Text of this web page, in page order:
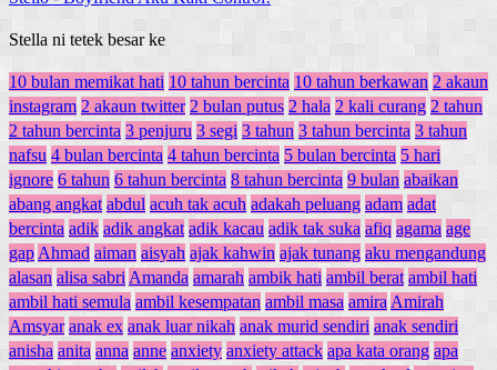
Stella ni tetek besar ke
10 bulan memikat hati 10 tahun bercinta 10 tahun berkawan 2 akaun
instagram 2 akaun twitter 2 bulan putus 2 hala 2 kali curang 2 tahun
2 tahun bercinta 3 penjuru 3 segi 3 tahun 3 tahun bercinta 3 tahun
nafsu 4 bulan bercinta 4 tahun bercinta 5 bulan bercinta 5 hari
ignore 6 tahun 6 tahun bercinta 8 tahun bercinta 9 bulan abaikan
abang angkat abdul acuh tak acuh adakah peluang adam adat
bercinta adik adik angkat adik kacau adik tak suka afiq agama age
gap Ahmad aiman aisyah ajak kahwin ajak tunang aku mengandung
alasan alisa sabri Amanda amarah ambik hati ambil berat ambil hati
ambil hati semula ambil kesempatan ambil masa amira Amirah
Amsyar anak ex anak luar nikah anak murid sendiri anak sendiri
anisha anita anna anne anxiety anxiety attack apa kata orang apa